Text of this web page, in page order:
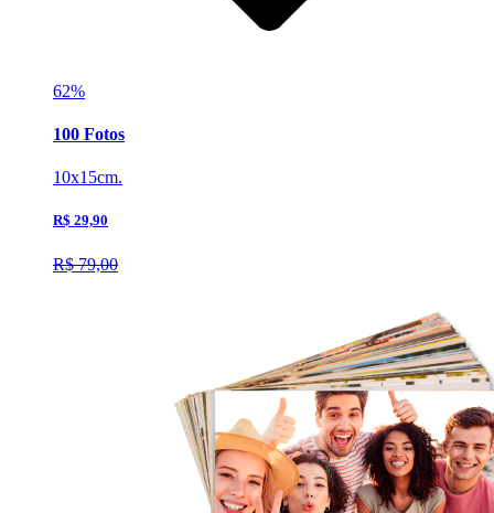
62%
100 Fotos
10x15cm.
R$ 29,90
R$ 79,00